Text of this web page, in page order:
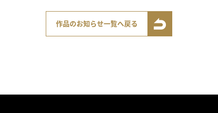
作品のお知らせ一覧へ戻る